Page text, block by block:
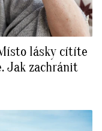
lásky cítíte
Jak zachránit